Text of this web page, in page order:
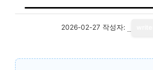
2026-02-27 작성자: